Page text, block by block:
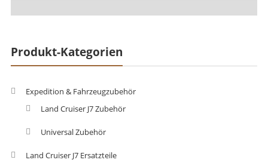
Produkt-Kategorien
Expedition & Fahrzeugzubehör
Land Cruiser J7 Zubehör
Universal Zubehör
Land Cruiser J7 Ersatzteile